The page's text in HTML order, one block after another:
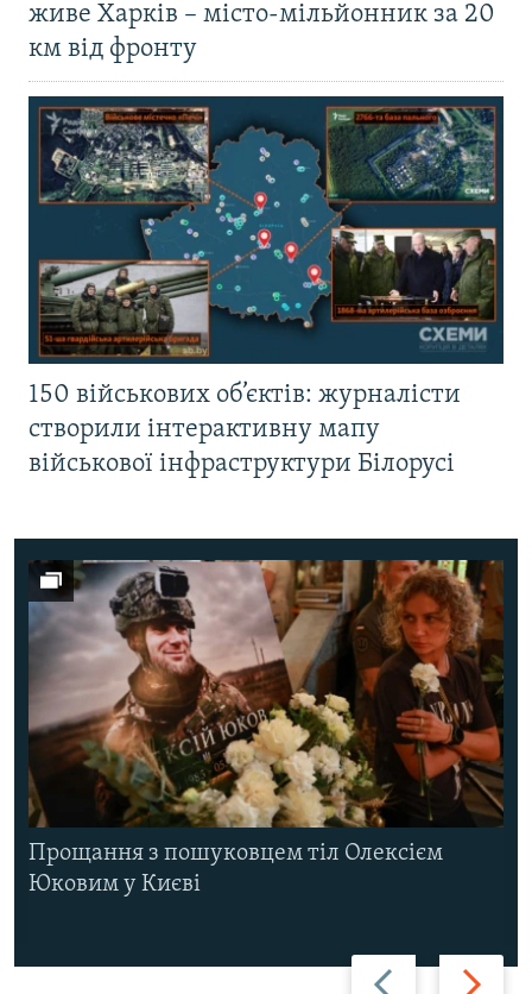
живе Харків – місто-мільйонник за 20
км від фронту
150 військових об’єктів: журналісти
створили інтерактивну мапу
військової інфраструктури Білорусі
Назад Вперед
Прощання з пошуковцем тіл Олексієм
Юковим у Києві